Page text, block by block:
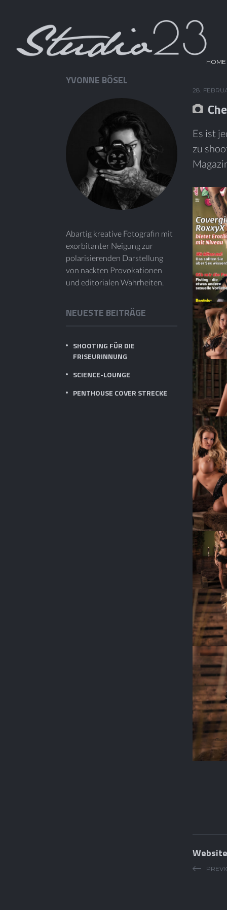
HOME
28.
Es ist
zu
YVONNE BÖSEL
Abartig kreative Fotografin mit
exorbitanter Neigung zur
polarisierenden Darstellung
von nackten Provokationen
und editorialen Wahrheiten.
NEUESTE BEITRÄGE
SHOOTING FÜR DIE
FRISEURINNUNG
SCIENCE-LOUNGE
PENTHOUSE COVER STRECKE